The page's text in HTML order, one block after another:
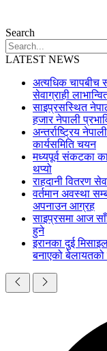
Search
LATEST NEWS
अत्यधिक चापबीच
सेवाग्राही
साइप्रसस्थित
हजार नेपाली
अन्तर्राष्ट्रिय
कार्यसमिति चयन
मध्यपूर्व संकटका
थप्यो
राहदानी वितरण
वर्तमान अवस्था
अपनाउन आग्रह
साइप्रसमा आज
हुने
इरानका दुई
बनाएको बेलायतको